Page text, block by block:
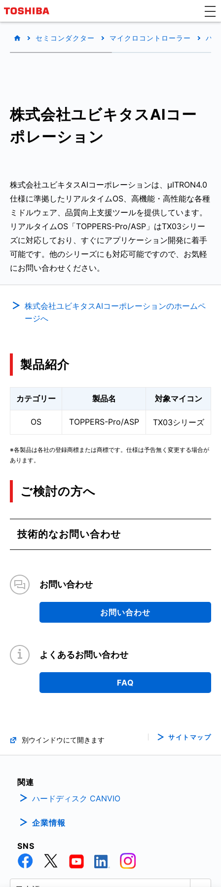
セミコンダクター マイクロコントローラー パ
株式会社ユビキタスAIコー
ポレーション
株式会社ユビキタスAIコーポレーションは、μITRON4.0
仕様に準拠したリアルタイムOS、高機能・高性能な各種
ミドルウェア、品質向上支援ツールを提供しています。
リアルタイムOS「TOPPERS-Pro/ASP」はTX03シリー
ズに対応しており、すぐにアプリケーション開発に着手
可能です。他のシリーズにも対応可能ですので、お気軽
にお問い合わせください。
株式会社ユビキタスAIコーポレーションのホームペ
ージへ
製品紹介
カテゴリー 製品名 対象マイコン
OS TOPPERS-Pro/ASP TX03シリーズ
※各製品は各社の登録商標または商標です。仕様は予告無く変更する場合が
あります。
ご検討の方へ
技術的なお問い合わせ
お問い合わせ
お問い合わせ
よくあるお問い合わせ
FAQ
別ウインドウにて開きます サイトマップ
関連
ハードディスク CANVIO
企業情報
SNS